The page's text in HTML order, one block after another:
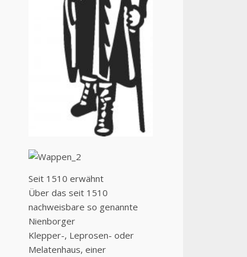
Seit 1510 erwähnt
Über das seit 1510
nachweisbare so genannte
Nienborger
Klepper-, Leprosen- oder
Melatenhaus, einer